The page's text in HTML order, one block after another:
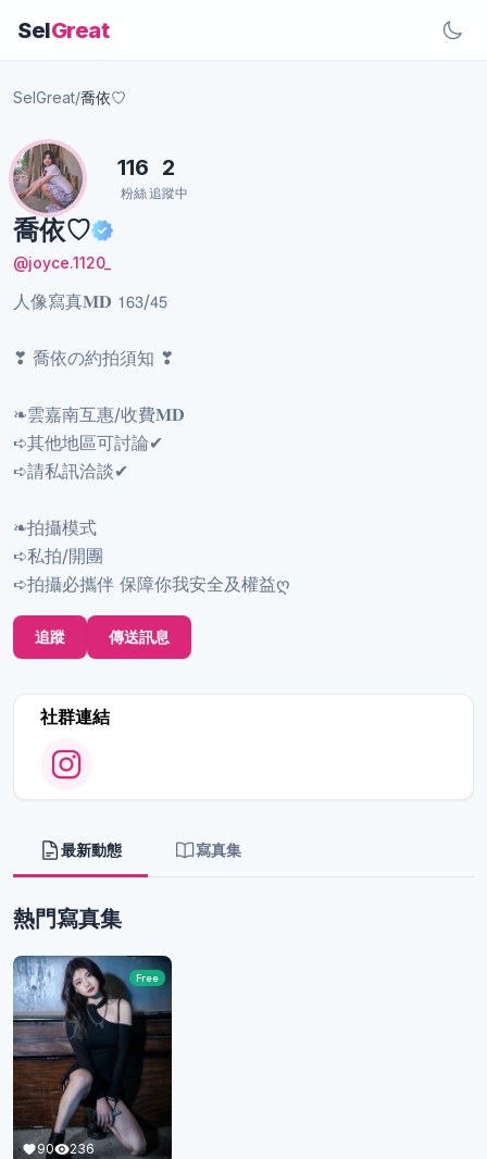
SelGreat
SelGreat/喬依♡︎
喬依♡︎
@joyce.1120_
人像寫真𝐌𝐃 𝟣𝟨𝟥/𝟦𝟧
❣︎ 喬依の約拍須知 ❣︎
❧雲嘉南互惠/收費𝐌𝐃
➪其他地區可討論✔︎
➪請私訊洽談✔︎
❧拍攝模式
➪私拍/開團
➪拍攝必攜伴 保障你我安全及權益ღ
116
粉絲
2
追蹤中
追蹤 傳送訊息
社群連結
最新動態 寫真集
熱門寫真集
90 236
Free